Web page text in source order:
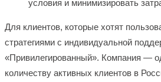
условия и минимизировать
Для клиентов, которые хотят
стратегиями с индивидуальной
«Привилегированный». Компания —
количеству активных клиентов в